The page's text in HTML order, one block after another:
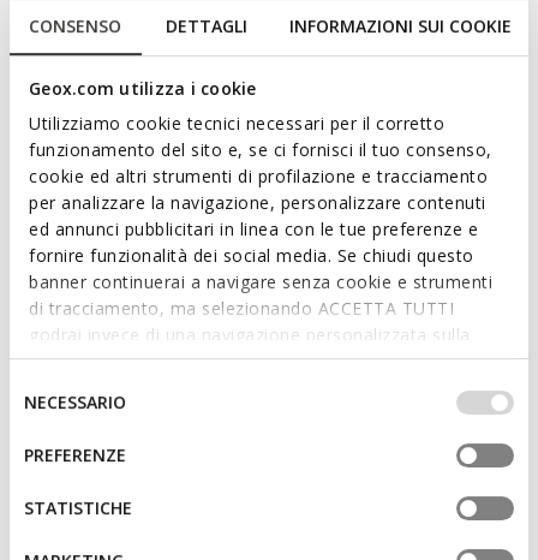
CONSENSO DETTAGLI INFORMAZIONI SUI COOKIE
Geox.com utilizza i cookie
Utilizziamo cookie tecnici necessari per il corretto
funzionamento del sito e, se ci fornisci il tuo consenso,
cookie ed altri strumenti di profilazione e tracciamento
per analizzare la navigazione, personalizzare contenuti
ed annunci pubblicitari in linea con le tue preferenze e
fornire funzionalità dei social media. Se chiudi questo
banner continuerai a navigare senza cookie e strumenti
di tracciamento, ma selezionando ACCETTA TUTTI
godrai invece di una navigazione personalizzata sulla
base dei tuoi gusti ed interessi. Selezionando
IMPOSTAZIONI potrai anche scegliere quali cookies ed
altri strumenti di tracciamento autorizzare. Per maggiori
informazioni o per modificare in qualsiasi momento le
tue impostazioni, visita la nostra
consenso
NECESSARIO
PREFERENZE
STATISTICHE
perfetta da indossare tutti i giorni, a scuola come nei
dal grip eccellente.
CODICE PRODOTTO:J844AE05443C9999
Caratteristiche
Calzata facile e veloce
Rinforzo sulla punta
Chiusura con strap; Sottopiede estraibile; Sottopiede
antibatterico; Sottopiede rivestito in pelle atossica